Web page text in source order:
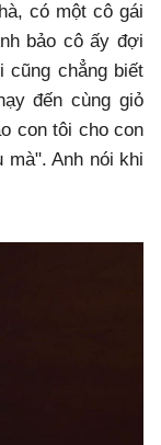
có một cô gái
bảo cô ấy đợi
cũng chẳng biết
đến cùng giỏ
con tôi cho con
mà". Anh nói khi